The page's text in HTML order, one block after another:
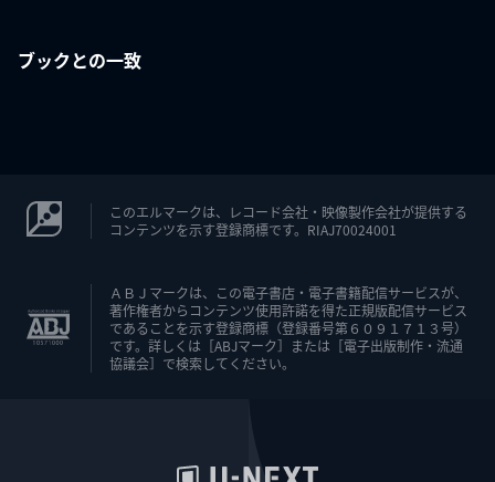
ブックとの一致
このエルマークは、レコード会社・映像製作会社が提供する
コンテンツを示す登録商標です。RIAJ70024001
ＡＢＪマークは、この電子書店・電子書籍配信サービスが、
著作権者からコンテンツ使用許諾を得た正規版配信サービス
であることを示す登録商標（登録番号第６０９１７１３号）
です。詳しくは［ABJマーク］または［電子出版制作・流通
協議会］で検索してください。